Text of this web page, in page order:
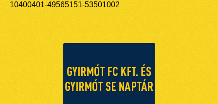
10400401-49565151-53501002